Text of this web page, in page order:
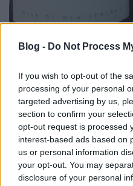
Blog - Do Not Process
If you wish to opt-out of the
processing of your personal
targeted advertising by us,
section to confirm your
opt-out request is processed
interest-based ads based on
us or personal information
your opt-out. You may
disclosure of your personal
Rejtőzködő
Canterbury
Pegasus Bay &
furmintfan • 2019. február 08.
Új-zélandi borászat még
sorozatban, most ennek
ezen a téren